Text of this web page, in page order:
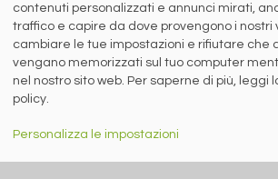
Cookie policy
Digital Services Act Policy
MENU
NEWS
PREZZI ITALIA
SERVIZI
SEGUICI
SOCIAL
contenuti personalizzati e annunci mirati,
traffico e capire da dove provengono i nostri
cambiare le tue impostazioni e rifiutare che
vengano memorizzati sul tuo computer
nel nostro sito web. Per saperne di più, leggi
policy.
Personalizza le impostazioni